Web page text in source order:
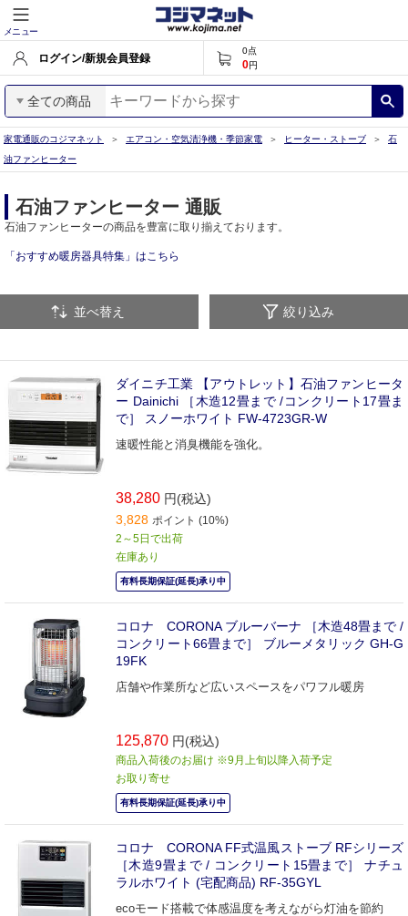
メニュー
ログイン/新規会員登録
0点
0円
全ての商品
家電通販のコジマネット エアコン・空気清浄機・季節家電 ヒーター・ストーブ
石
油ファンヒーター
石油ファンヒーター 通販
石油ファンヒーターの商品を豊富に取り揃えております。
「おすすめ暖房器具特集」はこちら
並べ替え 絞り込み
ダイニチ工業 【アウトレット】石油ファンヒータ
ー Dainichi ［木造12畳まで /コンクリート17畳ま
で］ スノーホワイト FW-4723GR-W
速暖性能と消臭機能を強化。
38,280 円(税込)
3,828 ポイント (10%)
2～5日で出荷
在庫あり
有料長期保証(延長)承り中
コロナ CORONA ブルーバーナ ［木造48畳まで /
コンクリート66畳まで］ ブルーメタリック GH-G
19FK
店舗や作業所など広いスペースをパワフル暖房
125,870 円(税込)
商品入荷後のお届け ※9月上旬以降入荷予定
お取り寄せ
有料長期保証(延長)承り中
コロナ CORONA FF式温風ストーブ RFシリーズ
［木造9畳まで / コンクリート15畳まで］ ナチュ
ラルホワイト (宅配商品) RF-35GYL
ecoモード搭載で体感温度を考えながら灯油を節約